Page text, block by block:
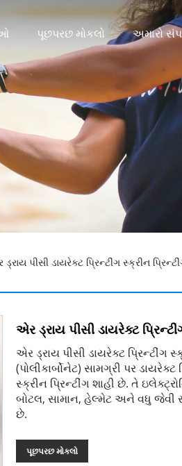
પૂછપરછ મોકલો અમારો
પીસી ડાયરેક્ટ પ્રિન્ટીંગ સ્ક્રીન
એર ડ્રાય પીસી ડાયરેક્ટ
એર ડ્રાય પીસી ડાયરેક્ટ પ્રિન્ટીંગ
(પોલીકાર્બોનેટ) સામગ્રી પર
સ્ક્રીન પ્રિન્ટીંગ શાહી છે. તે
બોટલ, સામાન, હેલ્મેટ અને વધુ જેવી
છે.
પૂછપરછ મોકલો